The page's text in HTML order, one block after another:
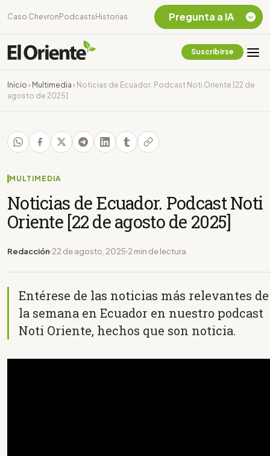
Caso Chevron Podcasts Historias
Suscribirse
Inicio › Multimedia › Noticias de Ecuador. Podcast Noti Oriente [22 de
agosto de 2025]
MULTIMEDIA
Noticias de Ecuador. Podcast Noti
Oriente [22 de agosto de 2025]
Redacción 22 de agosto, 2025 2 min de lectura
Entérese de las noticias más relevantes de
la semana en Ecuador en nuestro podcast
Noti Oriente, hechos que son noticia.
Pregunta a IA
Chevron Ecuador